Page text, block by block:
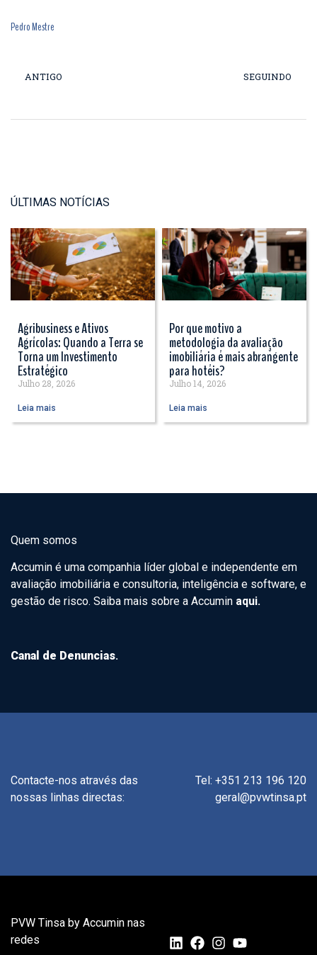
Pedro Mestre
ANTIGO SEGUINDO
ÚLTIMAS NOTÍCIAS
Agribusiness e Ativos
Agrícolas: Quando a Terra se
Torna um Investimento
Estratégico
Julho 28, 2026
Leia mais
Por que motivo a
metodologia da avaliação
imobiliária é mais abrangente
para hotéis?
Julho 14, 2026
Leia mais
Quem somos
Accumin é uma companhia líder global e independente em
avaliação imobiliária e consultoria, inteligência e software, e
gestão de risco. Saiba mais sobre a Accumin aqui.
Canal de Denuncias.
Contacte-nos através das
nossas linhas directas:
Tel: +351 213 196 120
geral@pvwtinsa.pt
PVW Tinsa by Accumin nas
redes